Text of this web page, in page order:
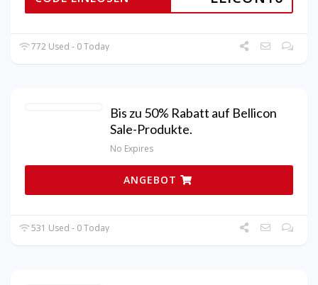
772 Used - 0 Today
Bis zu 50% Rabatt auf Bellicon
Sale-Produkte.
No Expires
ANGEBOT
531 Used - 0 Today